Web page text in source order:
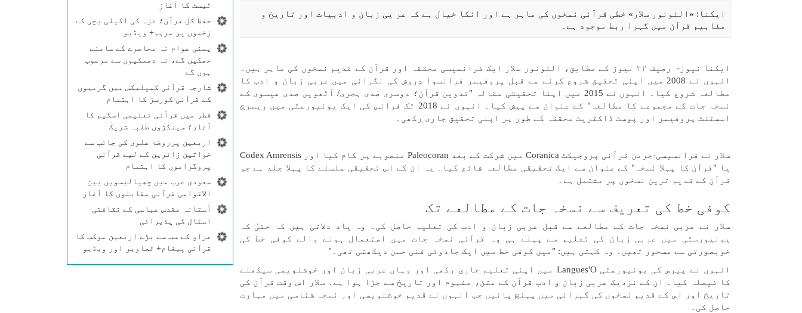
ٹیسٹ کا آغاز
حفظ کل قرآن؛ غزہ کی اکیلی بچی کے
زخموں پر مرہم+ ویڈیو
یمنی عوام نہ محاصرے کے سامنے
جھکیں گے، نہ دھمکیوں سے مرعوب
ہوں گے
شارجہ قرآنی کمپلیکس میں گرمیوں
کے قرآنی کورسز کا اہتمام
قطر میں قرآنی تعلیمی اسکیم کا
آغاز؛ سینکڑوں طلبہ شریک
اربعین پرروضۂ علوی کی جانب سے
خواتین زائرین کے لیے قرآنی
پروگراموں کا اہتمام
سعودی عرب میں چھیالیسویں بین
الاقوامی قرآنی مقابلوں کا آغاز
آستانہ مقدس عباسی کے ثقافتی
اسٹال کی پذیرائی
عراق کے سب سے بڑے اربعین موکب کا
قرآنی پیغام+ ٹصاویر اور ویڈیو
ایکنا: «الئونور سلار» خطی قرآنی نسخوں کی ماہر ہے اور انکا خیال ہے کہ عر یی زبان و ادبیات اور تاریخ و
مفاہیم قرآن میں گہرا ربط موجود ہے۔
ایکنا نیوز- رصیف ۲۲ نیوز کے مطابق، الئونور سلار ایک فرانسیسی محققہ اور قرآن کے قدیم نسخوں کی ماہر ہیں۔
انہوں نے 2008 میں اپنی تحقیق شروع کرنے سے قبل پروفیسر فرانسوا دِروش کی نگرانی میں عربی زبان و ادب کا
مطالعہ شروع کیا۔ انہوں نے 2015 میں اپنا تحقیقی مقالہ "تدوین قرآن؛ دوسری صدی ہجری/ آٹھویں صدی عیسوی کے
نسخہ جات کے مجموعے کا مطالعہ" کے عنوان سے پیش کیا۔ انہوں نے 2018 تک فرانس کی ایک یونیورسٹی میں ریسرچ
اسسٹنٹ پروفیسر اور پوسٹ ڈاکٹریٹ محققہ کے طور پر اپنی تحقیق جاری رکھی۔
سلار نے فرانسیسی-جرمن قرآنی پروجیکٹ Coranica میں شرکت کے بعد Paleocoran منصوبے پر کام کیا اور Codex Amrensis
یا "قرآن کا پہلا نسخہ" کے عنوان سے ایک تحقیقی مطالعہ شائع کیا۔ یہ ان کے اس تحقیقی سلسلے کا پہلا جلد ہے جو
قرآن کے قدیم ترین نسخوں پر مشتمل ہے۔
کوفی خط کی تعریف سے نسخہ جات کے مطالعے تک
سلار نے عربی نسخہ جات کے مطالعے سے قبل عربی زبان و ادب کی تعلیم حاصل کی۔ وہ یاد دلاتی ہیں کہ حتیٰ کہ
یونیورسٹی میں عربی زبان کی تعلیم سے پہلے ہی وہ قرآنی نسخہ جات میں استعمال ہونے والے کوفی خط کی
خوبصورتی سے مسحور تھیں۔ وہ کہتی ہیں: "میں کوفی خط میں ایک جادوئی فنی حسن دیکھتی تھی۔"
انہوں نے پیرس کی یونیورسٹی Langues'O میں اپنی تعلیم جاری رکھی اور وہاں عربی زبان اور خوشنویسی سیکھنے
کا فیصلہ کیا۔ ان کے نزدیک عربی زبان و ادب قرآن کے متن، مفہوم اور تاریخ سے جڑا ہوا ہے۔ سلار اس وقت قرآن کی
تاریخ اور اس کے قدیم نسخوں کی گہرائی میں پہنچ پائیں جب انہوں نے قدیم خوشنویسی اور نسخہ شناسی میں مہارت
حاصل کی۔